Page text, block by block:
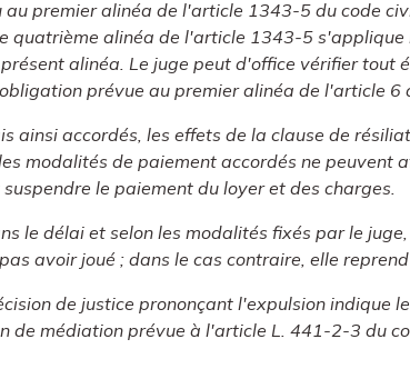
premier alinéa de l'article 1343-5 du code
quatrième alinéa de l'article 1343-5 s'applique
alinéa. Le juge peut d'office vérifier tout
prévue au premier alinéa de l'article 6
ainsi accordés, les effets de la clause de
modalités de paiement accordés ne peuvent
le paiement du loyer et des charges.
le délai et selon les modalités fixés par le
avoir joué ; dans le cas contraire, elle
de justice prononçant l'expulsion indique
de médiation prévue à l'article L. 441-2-3 du